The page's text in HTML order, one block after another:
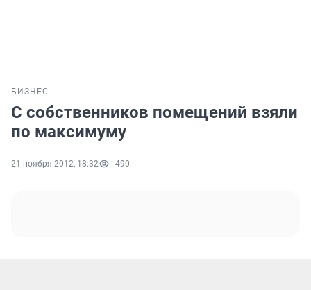
БИЗНЕС
С собственников помещений взяли
по максимуму
21 ноября 2012, 18:32 490